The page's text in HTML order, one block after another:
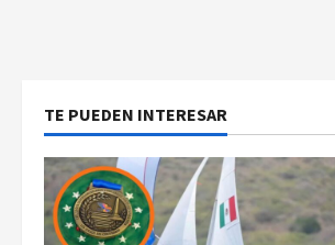
TE PUEDEN INTERESAR